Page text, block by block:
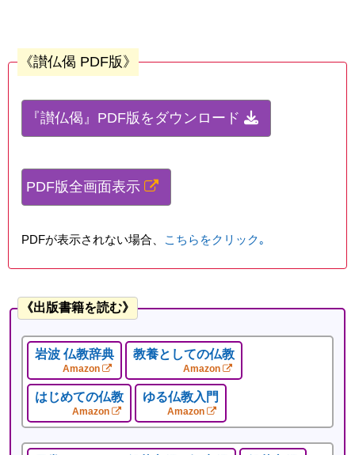
《讃仏偈 PDF版》
『讃仏偈』PDF版をダウンロード
PDF版全画面表示
PDFが表示されない場合、 こちらをクリック｡